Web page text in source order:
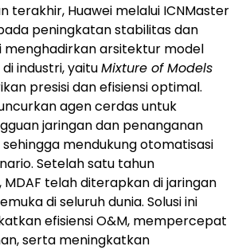
terakhir, Huawei melalui ICNMaster
peningkatan stabilitas dan
menghadirkan arsitektur model
industri, yaituMixture of Models
presisi dan efisiensi optimal.
agen cerdas untuk
jaringan dan penanganan
mendukung otomatisasi
Setelah satu tahun
telah diterapkan di jaringan
di seluruh dunia. Solusi ini
efisiensi O&M, mempercepat
serta meningkatkan